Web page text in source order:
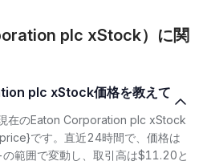
plc xStock）に関
在のEaton Corporation plc xStock
です。直近24時間で、価格は
範囲で変動し、取引高は$11.20と